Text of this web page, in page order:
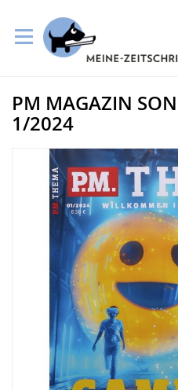
zum
Inhalt
Zum
Ende
der
Bildergalerie
springen
PM MAGAZIN
1/2024